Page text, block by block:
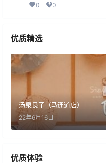
0 0
优质精选
汤泉良子（马连道店）
22年6月16日
优质体验